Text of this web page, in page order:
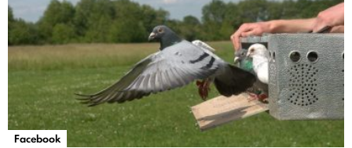
Facebook